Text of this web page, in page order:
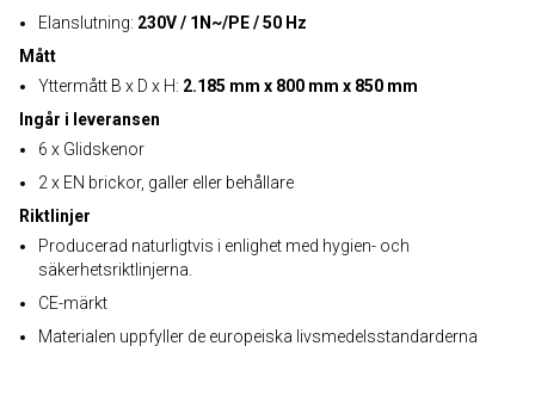
Elanslutning: 230V / 1N~/PE / 50 Hz
Mått
Yttermått B x D x H: 2.185 mm x 800 mm x 850 mm
Ingår i leveransen
6 x Glidskenor
2 x EN brickor, galler eller behållare
Riktlinjer
Producerad naturligtvis i enlighet med hygien- och
säkerhetsriktlinjerna.
CE-märkt
Materialen uppfyller de europeiska livsmedelsstandarderna